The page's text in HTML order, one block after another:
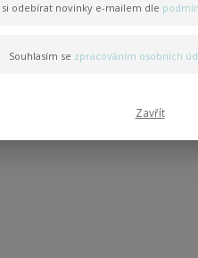
si odebírat novinky e-mailem dle
Souhlasím se zpracováním osobních
Zavřít